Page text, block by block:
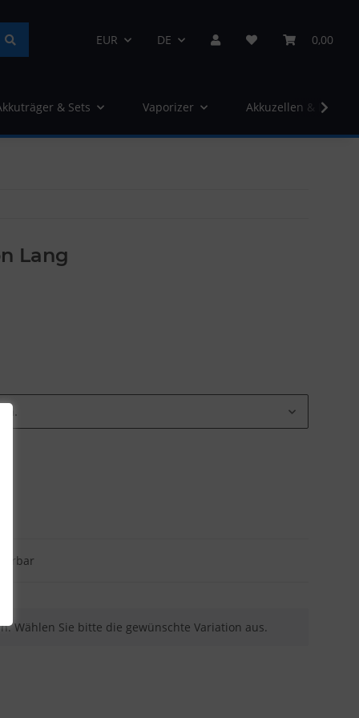
EUR DE 0,00
& Sets Vaporizer Akkuzellen &
Lang
Wählen Sie bitte die gewünschte Variation aus.